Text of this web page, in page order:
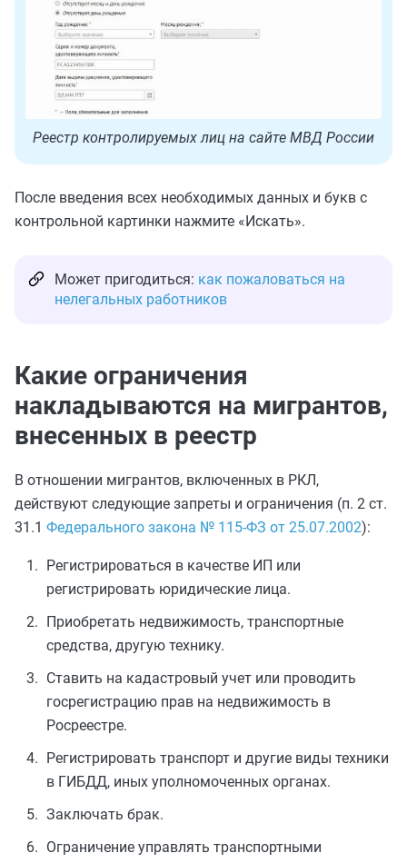
Реестр контролируемых лиц на сайте МВД России
После введения всех необходимых данных и букв с
контрольной картинки нажмите «Искать».
Может пригодиться: как пожаловаться на
нелегальных работников
Какие ограничения
накладываются на мигрантов,
внесенных в реестр
В отношении мигрантов, включенных в РКЛ,
действуют следующие запреты и ограничения (п. 2 ст.
31.1 Федерального закона № 115-ФЗ от 25.07.2002):
Регистрироваться в качестве ИП или
регистрировать юридические лица.
Приобретать недвижимость, транспортные
средства, другую технику.
Ставить на кадастровый учет или проводить
госрегистрацию прав на недвижимость в
Росреестре.
Регистрировать транспорт и другие виды техники
в ГИБДД, иных уполномоченных органах.
Заключать брак.
Ограничение управлять транспортными